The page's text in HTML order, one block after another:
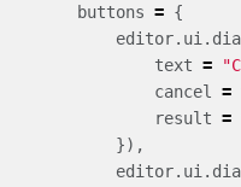
buttons = {
editor. ui.
text =
cancel =
result =
}),
editor. ui.